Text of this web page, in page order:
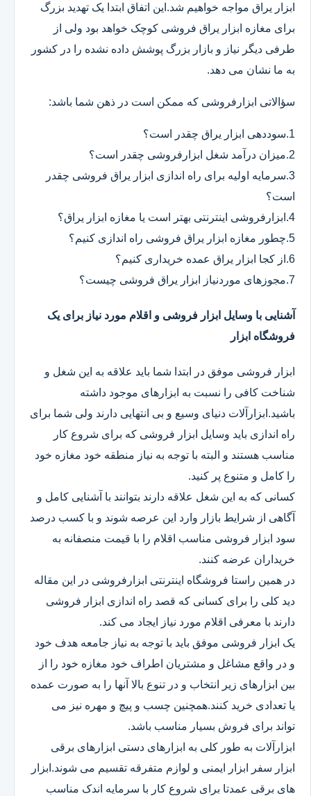
ابزار یراق مواجه خواهیم شد.این اتفاق ابتدا یک تهدید بزرگ
برای مغازه ابزار یراق فروشی کوچک خواهد بود ولی از
طرفی دیگر نیاز و بازار بزرگ پوشش داده نشده را در کشور
به ما نشان می دهد.
سؤالاتی ابزارفروشی که ممکن است در ذهن شما باشد:
1.سوددهی ابزار یراق چقدر است؟
2.میزان درآمد شغل ابزارفروشی چقدر است؟
3.سرمایه اولیه برای راه اندازی ابزار یراق فروشی چقدر
است؟
4.ابزارفروشی اینترنتی بهتر است یا مغازه ابزار یراق؟
5.چطور مغازه ابزار یراق فروشی راه اندازی کنیم؟
6.از کجا ابزار یراق عمده خریداری کنیم؟
7.مجوزهای موردنیاز ابزار یراق فروشی چیست؟
آشنایی با وسایل ابزار فروشی و اقلام مورد نیاز برای یک
فروشگاه ابزار
ابزار فروشی موفق در ابتدا شما باید علاقه به این شغل و
شناخت کافی را نسبت به ابزارهای موجود داشته
باشید.ابزارآلات دنیای وسیع و بی انتهایی دارند ولی شما برای
راه اندازی باید وسایل ابزار فروشی که برای شروع کار
مناسب هستند و البته با توجه به نیاز منطقه خود مغازه خود
را کامل و متنوع پر کنید.
کسانی که به این شغل علاقه دارند بتوانند با آشنایی کامل و
آگاهی از شرایط بازار وارد این عرصه شوند و با کسب درصد
سود ابزار فروشی مناسب اقلام را با قیمت منصفانه به
خریداران عرضه کنند.
در همین راستا فروشگاه اینترنتی ابزارفروشی در این مقاله
دید کلی را برای کسانی که قصد راه اندازی ابزار فروشی
دارند با معرفی اقلام مورد نیاز ایجاد می کند.
یک ابزار فروشی موفق باید با توجه به نیاز جامعه هدف خود
و در واقع مشاغل و مشتریان اطراف خود مغازه خود را از
بین ابزارهای زیر انتخاب و در تنوع بالا آنها را به صورت عمده
یا تعدادی خرید کنند.همچنین چسب و پیچ و مهره نیز می
تواند برای فروش بسیار مناسب باشد.
ابزارآلات به طور کلی به ابزارهای دستی ابزارهای برقی
ابزار سفر ابزار ایمنی و لوازم متفرقه تقسیم می شوند.ابزار
های برقی عمدتا برای شروع کار با سرمایه اندک مناسب